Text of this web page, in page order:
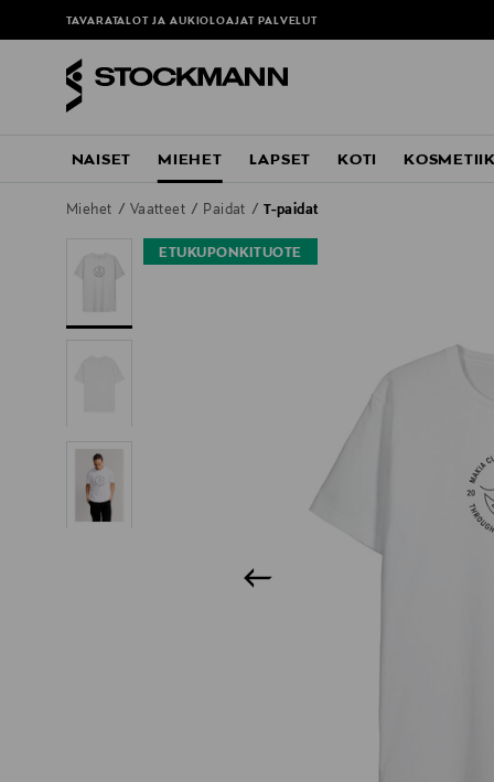
TAVARATALOT JA AUKIOLOAJAT PALVELUT
NAISET MIEHET LAPSET KOTI
Miehet Vaatteet Paidat T-paidat
ETUKUPONKITUOTE